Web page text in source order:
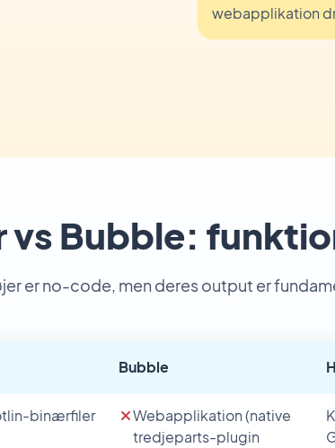
webapplikation
vs Bubble:
er no-code, men deres output er
Bubble
binærfiler
Webapplikation (native
tredjeparts-plugin